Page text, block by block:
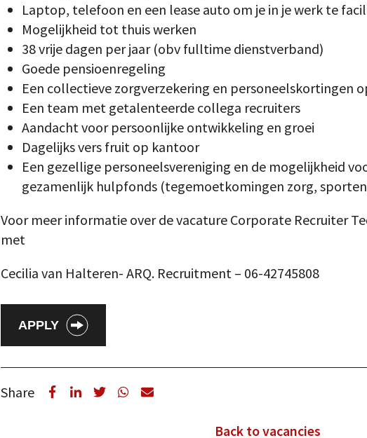
Laptop, telefoon en een lease auto om je in je werk te
Mogelijkheid tot thuis werken
38 vrije dagen per jaar (obv fulltime dienstverband)
Goede pensioenregeling
Een collectieve zorgverzekering en personeelskortingen
Een team met getalenteerde collega recruiters
Aandacht voor persoonlijke ontwikkeling en groei
Dagelijks vers fruit op kantoor
Een gezellige personeelsvereniging en de mogelijkheid
gezamenlijk hulpfonds (tegemoetkomingen zorg,
Voor meer informatie over de vacature Corporate Recruiter
met
Cecilia van Halteren- ARQ. Recruitment – 06-42745808
APPLY
Share
Back to vacancies